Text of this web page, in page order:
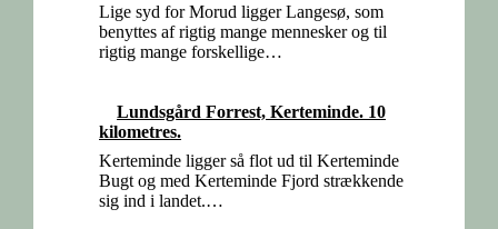
Lige syd for Morud ligger Langesø, som
benyttes af rigtig mange mennesker og til
rigtig mange forskellige…
Lundsgård Forrest, Kerteminde. 10
kilometres.
Kerteminde ligger så flot ud til Kerteminde
Bugt og med Kerteminde Fjord strækkende
sig ind i landet.…